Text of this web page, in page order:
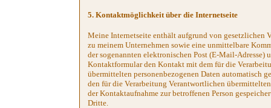
5. Kontaktmöglichkeit über die Internetseite
Meine Internetseite enthält aufgrund von gesetzlichen
zu meinem Unternehmen sowie eine unmittelbare
der sogenannten elektronischen Post (E-Mail-Adresse)
Kontaktformular den Kontakt mit dem für die
übermittelten personenbezogenen Daten automatisch
den für die Verarbeitung Verantwortlichen
der Kontaktaufnahme zur betroffenen Person
Dritte.